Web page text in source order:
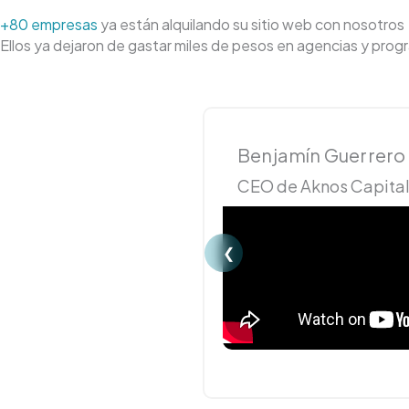
+80 empresas ya están alquilando su sitio web con nosotros
Ellos ya dejaron de gastar miles de pesos en agencias y
❮
Benjamín Guerrero
CEO de Aknos Capital